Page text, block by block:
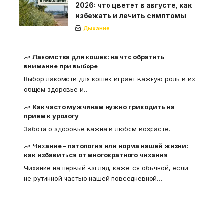
2026: что цветет в августе, как
избежать и лечить симптомы
Дыхание
Лакомства для кошек: на что обратить
внимание при выборе
Выбор лакомств для кошек играет важную роль в их
общем здоровье и…
Как часто мужчинам нужно приходить на
прием к урологу
Забота о здоровье важна в любом возрасте.
Чихание – патология или норма нашей жизни:
как избавиться от многократного чихания
Чихание на первый взгляд, кажется обычной, если
не рутинной частью нашей повседневной…